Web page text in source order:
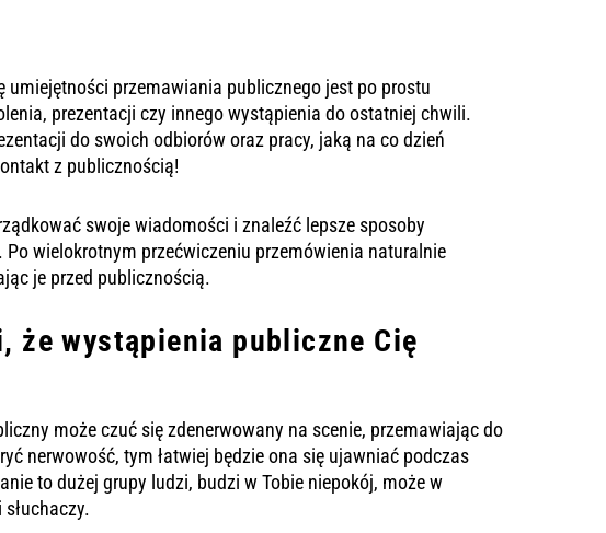
przemawiania publicznego jest po prostu
prezentacji czy innego wystąpienia do ostatniej chwili.
do swoich odbiorów oraz pracy, jaką na co dzień
z publicznością!
swoje wiadomości i znaleźć lepsze sposoby
wielokrotnym przećwiczeniu przemówienia naturalnie
je przed publicznością.
że wystąpienia publiczne Cię
może czuć się zdenerwowany na scenie, przemawiając do
nerwowość, tym łatwiej będzie ona się ujawniać podczas
to dużej grupy ludzi, budzi w Tobie niepokój, może w